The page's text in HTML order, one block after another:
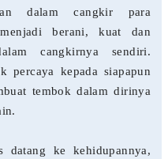
dalam cangkir para
berani, kuat dan
cangkirnya sendiri.
percaya kepada siapapun
tembok dalam dirinya
datang ke kehidupannya,